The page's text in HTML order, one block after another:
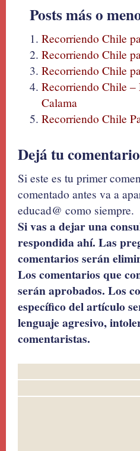
Posts más o
Recorriendo Chile
Recorriendo Chile
Recorriendo Chile
Recorriendo Chile –
Calama
Recorriendo Chile
Dejá tu comentario
Si este es tu primer
comentado antes va a
educad@ como siempre.
Si vas a dejar una
respondida ahí. Las
comentarios serán
Los comentarios que
serán aprobados. Los
específico del artículo
lenguaje agresivo,
comentaristas.